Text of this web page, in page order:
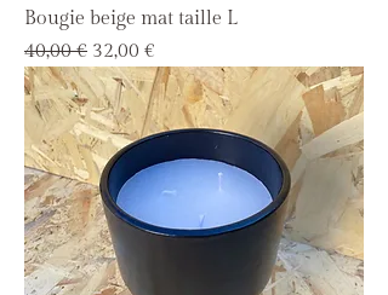
Bougie beige mat taille L
Prix original
40,00 € Prix promotionnel
32,00 €